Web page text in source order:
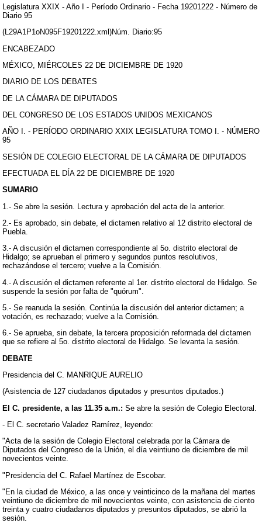
Legislatura XXIX - Año I - Período Ordinario - Fecha 19201222 - Número de
Diario 95
(L29A1P1oN095F19201222.xml)Núm. Diario:95
ENCABEZADO
MÉXICO, MIÉRCOLES 22 DE DICIEMBRE DE 1920
DIARIO DE LOS DEBATES
DE LA CÁMARA DE DIPUTADOS
DEL CONGRESO DE LOS ESTADOS UNIDOS MEXICANOS
AÑO I. - PERÍODO ORDINARIO XXIX LEGISLATURA TOMO I. - NÚMERO
95
SESIÓN DE COLEGIO ELECTORAL DE LA CÁMARA DE DIPUTADOS
EFECTUADA EL DÍA 22 DE DICIEMBRE DE 1920
SUMARIO
1.- Se abre la sesión. Lectura y aprobación del acta de la anterior.
2.- Es aprobado, sin debate, el dictamen relativo al 12 distrito electoral de
Puebla.
3.- A discusión el dictamen correspondiente al 5o. distrito electoral de
Hidalgo; se aprueban el primero y segundos puntos resolutivos,
rechazándose el tercero; vuelve a la Comisión.
4.- A discusión el dictamen referente al 1er. distrito electoral de Hidalgo. Se
suspende la sesión por falta de "quórum".
5.- Se reanuda la sesión. Continúa la discusión del anterior dictamen; a
votación, es rechazado; vuelve a la Comisión.
6.- Se aprueba, sin debate, la tercera proposición reformada del dictamen
que se refiere al 5o. distrito electoral de Hidalgo. Se levanta la sesión.
DEBATE
Presidencia del C. MANRIQUE AURELIO
(Asistencia de 127 ciudadanos diputados y presuntos diputados.)
El C. presidente, a las 11.35 a.m.: Se abre la sesión de Colegio Electoral.
- El C. secretario Valadez Ramírez, leyendo:
"Acta de la sesión de Colegio Electoral celebrada por la Cámara de
Diputados del Congreso de la Unión, el día veintiuno de diciembre de mil
novecientos veinte.
"Presidencia del C. Rafael Martínez de Escobar.
"En la ciudad de México, a las once y veinticinco de la mañana del martes
veintiuno de diciembre de mil novecientos veinte, con asistencia de ciento
treinta y cuatro ciudadanos diputados y presuntos diputados, se abrió la
sesión.